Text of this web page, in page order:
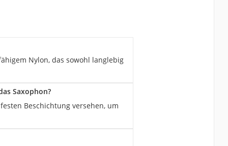
Nylon, das sowohl langlebig
Saxophon?
Beschichtung versehen, um